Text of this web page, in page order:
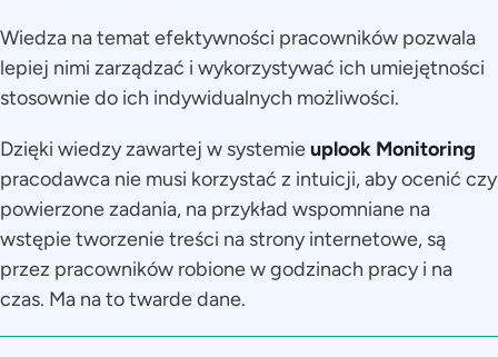
Wiedza na temat efektywności pracowników pozwala
lepiej nimi zarządzać i wykorzystywać ich umiejętności
stosownie do ich indywidualnych możliwości.
Dzięki wiedzy zawartej w systemieuplook Monitoring
pracodawca nie musi korzystać z intuicji, aby ocenić czy
powierzone zadania, na przykład wspomniane na
wstępie tworzenie treści na strony internetowe, są
przez pracowników robione w godzinach pracy i na
czas. Ma na to twarde dane.